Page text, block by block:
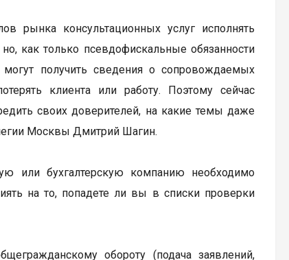
рынка консультационных услуг исполнять
как только псевдофискальные обязанности
получить сведения о сопровождаемых
клиента или работу. Поэтому сейчас
своих доверителей, на какие темы даже
Москвы Дмитрий Шагин.
или бухгалтерскую компанию необходимо
на то, попадете ли вы в списки проверки
обороту (подача заявлений,